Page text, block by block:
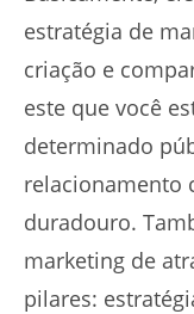
estratégia de
criação e
este que você
determinado
relacionamento
duradouro.
marketing de
pilares: